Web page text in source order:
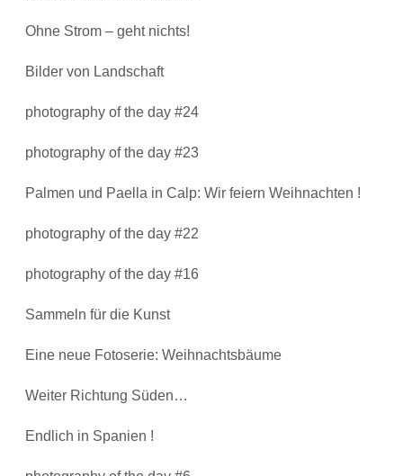
Ohne Strom – geht nichts!
Bilder von Landschaft
photography of the day #24
photography of the day #23
Palmen und Paella in Calp: Wir feiern Weihnachten !
photography of the day #22
photography of the day #16
Sammeln für die Kunst
Eine neue Fotoserie: Weihnachtsbäume
Weiter Richtung Süden…
Endlich in Spanien !